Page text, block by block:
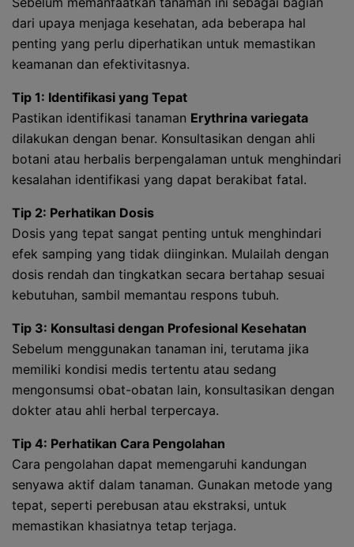
dari upaya menjaga kesehatan, ada beberapa hal
penting yang perlu diperhatikan untuk memastikan
keamanan dan efektivitasnya.
Tip 1: Identifikasi yang Tepat
Pastikan identifikasi tanaman Erythrina variegata
dilakukan dengan benar. Konsultasikan dengan ahli
botani atau herbalis berpengalaman untuk menghindari
kesalahan identifikasi yang dapat berakibat fatal.
Tip 2: Perhatikan Dosis
Dosis yang tepat sangat penting untuk menghindari
efek samping yang tidak diinginkan. Mulailah dengan
dosis rendah dan tingkatkan secara bertahap sesuai
kebutuhan, sambil memantau respons tubuh.
Tip 3: Konsultasi dengan Profesional Kesehatan
Sebelum menggunakan tanaman ini, terutama jika
memiliki kondisi medis tertentu atau sedang
mengonsumsi obat-obatan lain, konsultasikan dengan
dokter atau ahli herbal terpercaya.
Tip 4: Perhatikan Cara Pengolahan
Cara pengolahan dapat memengaruhi kandungan
senyawa aktif dalam tanaman. Gunakan metode yang
tepat, seperti perebusan atau ekstraksi, untuk
memastikan khasiatnya tetap terjaga.